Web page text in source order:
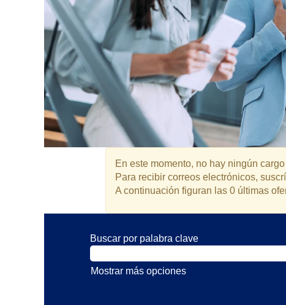
En este momento, no hay ningún
Para recibir correos electrónicos,
A continuación figuran las 0 últimas
Buscar por palabra clave
Mostrar más opciones